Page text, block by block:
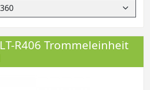
R406 Trommeleinheit